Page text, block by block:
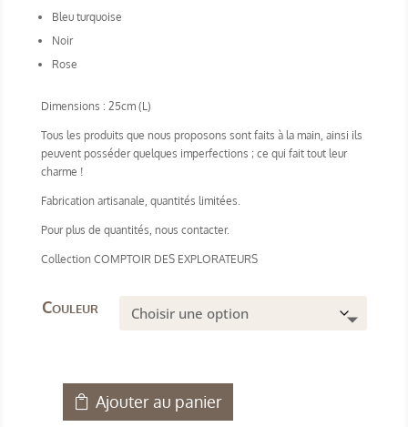
Bleu turquoise
Noir
Rose
Dimensions : 25cm (L)
Tous les produits que nous proposons sont faits à la main, ainsi ils
peuvent posséder quelques imperfections ; ce qui fait tout leur
charme !
Fabrication artisanale, quantités limitées.
Pour plus de quantités, nous contacter.
Collection COMPTOIR DES EXPLORATEURS
Couleur
quantité Ajouter au panier